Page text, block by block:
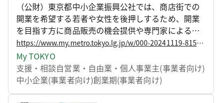
（公財）東京都中小企業振興公社では、商店街での
開業を希望する若者や女性を後押しするため、開業
を目指す方に商品販売の機会提供や専門家による店
舗運営アドバイスを行う東京都チャレンジショップ
「創の実」を運営しています。
https://www.my.metro.tokyo.lg.jp/w/000-20241119-81521169
My TOKYO
支援・相談自営業・自由業・個人事業主(事業者向け)
中小企業(事業者向け)創業期(事業者向け)